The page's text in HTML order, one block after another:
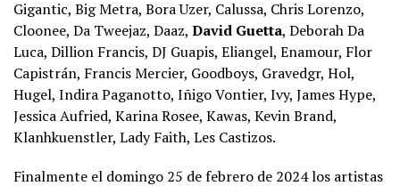
Gigantic, Big Metra, Bora Uzer, Calussa, Chris Lorenzo,
Cloonee, Da Tweejaz, Daaz, David Guetta, Deborah Da
Luca, Dillion Francis, DJ Guapis, Eliangel, Enamour, Flor
Capistrán, Francis Mercier, Goodboys, Gravedgr, Hol,
Hugel, Indira Paganotto, Iñigo Vontier, Ivy, James Hype,
Jessica Aufried, Karina Rosee, Kawas, Kevin Brand,
Klanhkuenstler, Lady Faith, Les Castizos.
Finalmente el domingo 25 de febrero de 2024 los artistas